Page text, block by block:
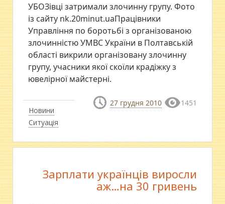
Новини
Ситуація
УБОЗівці затримали злочинну групу. Фото
із сайту nk.20minut.uaПрацівники
Управління по боротьбі з організованою
злочинністю УМВС України в Полтавській
області викрили організовану злочинну
групу, учасники якої скоїли крадіжку з
ювелірної майстерні.
27 грудня 2010 1451
Зарплати українців виросли
аж…на 30 гривень